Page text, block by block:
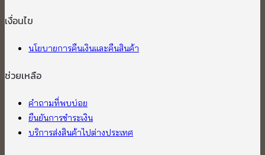
เงื่อนไข
นโยบายการคืนเงินและคืนสินค้า
ช่วยเหลือ
คำถามที่พบบ่อย
ยืนยันการชำระเงิน
บริการส่งสินค้าไปต่างประเทศ